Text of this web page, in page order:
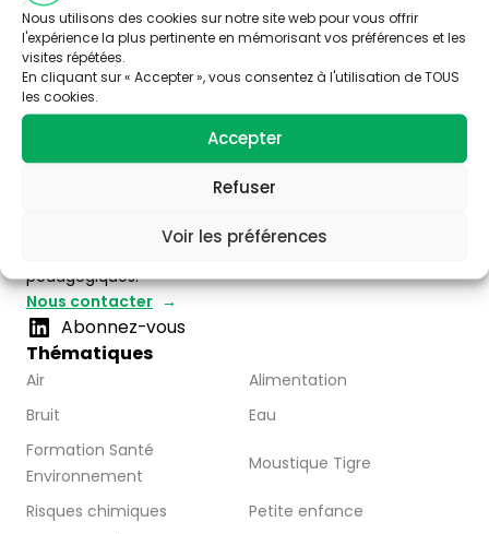
Nous utilisons des cookies sur notre site web pour vous offrir
l'expérience la plus pertinente en mémorisant vos préférences et les
visites répétées.
En cliquant sur « Accepter », vous consentez à l'utilisation de TOUS
les cookies.
Accepter
Refuser
Voir les préférences
Trois stratégies éditoriales :
– valoriser la thématique santé-environnement
– Partager l’information disponible à travers la
publication d’articles, de vidéos et de ressources
pédagogiques.
Nous contacter
Abonnez-vous
Thématiques
Air
Alimentation
Bruit
Eau
Formation Santé
Environnement
Moustique Tigre
Risques chimiques
Petite enfance